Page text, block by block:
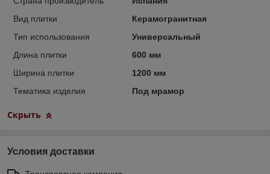
Вид плитки
Керамогранитная
Тип использования
Универсальный
Длина плитки
600 мм
Ширина плитки
1200 мм
Тематика изделия
Под мрамор
Скрыть
Условия доставки